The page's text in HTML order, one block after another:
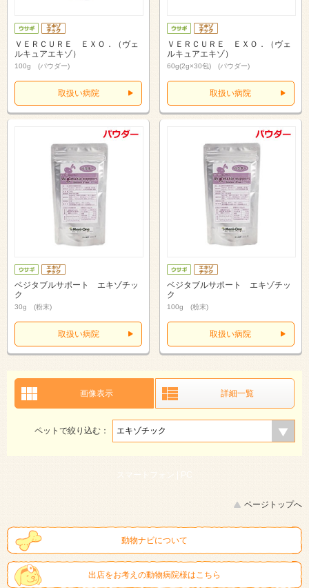
ＶＥＲＣＵＲＥ ＥＸＯ．（ヴェ
ルキュアエキゾ）
100g (パウダー)
取扱い病院
ＶＥＲＣＵＲＥ ＥＸＯ．（ヴェ
ルキュアエキゾ）
60g(2g×30包) (パウダー)
取扱い病院
ベジタブルサポート エキゾチッ
ク
30g (粉末)
取扱い病院
ベジタブルサポート エキゾチッ
ク
100g (粉末)
取扱い病院
画像表示 詳細一覧
ペットで絞り込む：
スマートフォン | PC
ページトップへ
動物ナビについて
出店をお考えの動物病院様はこちら